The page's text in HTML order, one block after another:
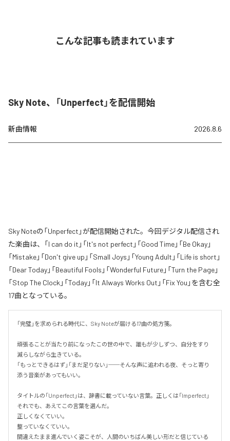
こんな記事も読まれています
Sky Note、「Unperfect」を配信開始
新曲情報 2026.8.6
Sky Noteの「Unperfect」が配信開始された。今回デジタル配信され
た楽曲は、「I can do it」「It's not perfect」「Good Time」「Be Okay」
「Mistake」「Don't give up」「Small Joys」「Young Adult」「Life is short」
「Dear Today」「Beautiful Fools」「Wonderful Future」「Turn the Page」
「Stop The Clock」「Today」「It Always Works Out」「Fix You」を含む全
17曲となっている。
「完璧」を求められる時代に、Sky Noteが届ける17曲の処方箋。
頑張ることが当たり前になったこの世の中で、誰もが少しずつ、自分をすり
減らしながら生きている。
「もっとできるはず」「まだ足りない」──そんな声に追われる夜、そっと寄り
添う音楽があってもいい。
タイトルの「Unperfect」は、辞書に載っていない言葉。正しくは「Imperfect」
それでも、あえてこの言葉を選んだ。
正しくなくていい。
整っていなくていい。
間違えたまま進んでいく姿こそが、人間のいちばん美しい形だと信じている